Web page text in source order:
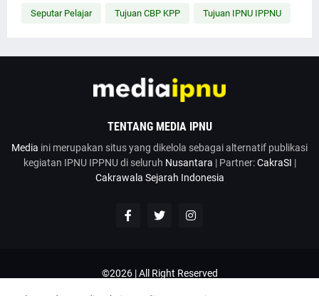
Seputar Pelajar Tujuan CBP KPP Tujuan IPNU IPPNU
TENTANG MEDIA IPNU
Media ini merupakan situs yang dikelola sebagai alternatif publikasi
kegiatan IPNU IPPNU di seluruh Nusantara | Partner:CakraSI |
Cakrawala Sejarah Indonesia
©2026 | All Right Reserved